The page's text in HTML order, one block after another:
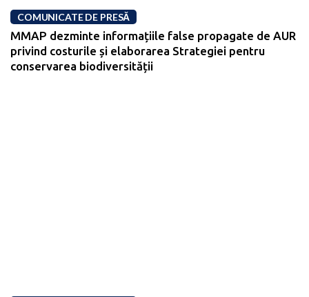
COMUNICATE DE PRESĂ
MMAP dezminte informațiile false propagate de AUR
privind costurile și elaborarea Strategiei pentru
conservarea biodiversității